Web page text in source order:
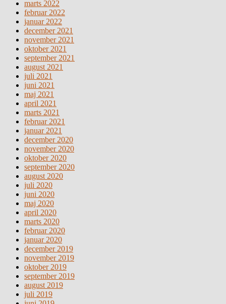
marts 2022
februar 2022
januar 2022
december 2021
november 2021
oktober 2021
september 2021
august 2021
juli 2021
juni 2021
maj 2021
april 2021
marts 2021
februar 2021
januar 2021
december 2020
november 2020
oktober 2020
september 2020
august 2020
juli 2020
juni 2020
maj 2020
april 2020
marts 2020
februar 2020
januar 2020
december 2019
november 2019
oktober 2019
september 2019
august 2019
juli 2019